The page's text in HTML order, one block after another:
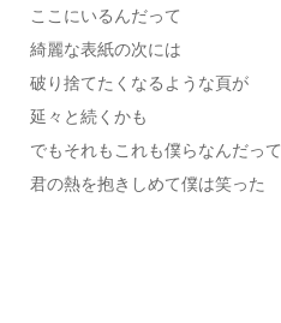
ここにいるんだって
綺麗な表紙の次には
破り捨てたくなるような頁が
延々と続くかも
でもそれもこれも僕らなんだって
君の熱を抱きしめて僕は笑った